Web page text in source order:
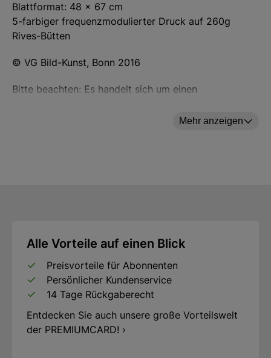
Blattformat: 48 x 67 cm
5-farbiger frequenzmodulierter Druck auf 260g
Rives-Bütten
© VG Bild-Kunst, Bonn 2016
Bitte beachten: Es handelt sich um einen
Mehr anzeigen
Alle Vorteile auf einen Blick
Preisvorteile für Abonnenten
Persönlicher Kundenservice
14 Tage Rückgaberecht
Entdecken Sie auch unsere große Vorteilswelt
der PREMIUMCARD! ›